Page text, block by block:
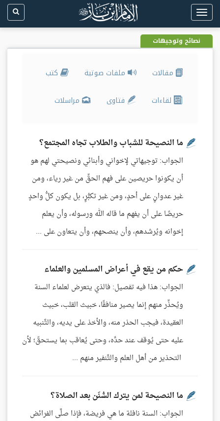
Toggle
navigation
نصائح وتوجيهات
مقالات ملفات صوتية كتب
لقاءات فتاوى مراسلات
ما النصيحة للشباب والطلاب تجاه المجتمع؟
الجواب: توجيهاتي لإخواني وأبنائي ونصيحتي لهم هو
أن يكونوا حريصين على فهم الحقِّ من غير رياء، ومن
غير عدوانٍ على أحدٍ، ومن غير تكبُّرٍ، بل يكون كلُّ واحدٍ
حريصًا على أن يفهم ما قاله الله ورسوله، وأن يعلم
إخوانه ويُرشدهم، وأن ينصحهم، وأن يتعاون على ...
حكم من يقع في أعراض المسلمين والعلماء
الجواب: هذا فيه تفصيل: فالذي يتعرض لعلماء السنة
ويُحذِّر منهم إنما يصير منافقًا، خبيث القلب، خبيث
العقيدة، فيجب الحذر منه، والأخذ على يديه، والتَّنبيه
عليه حتى يُوقف عند حدِّه، وحتى يُعاقب بما يستحقّ؛ لأن
التحذير من أهل العلم والتَّنفير منهم ...
ما النصيحة لمن يترك السُّنَن بعد الصلاة؟
الجواب: السنة نافلة ما هي فريضة، فإذا صلَّى الفرائض